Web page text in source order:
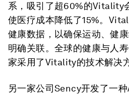
系，吸引了超60%的Vitality
使医疗成本降低了15%。
健康数据，以确保运动、健
明确关联。全球的健康与人
家采用了Vitality的技术解决
另一家公司Sency开发了一